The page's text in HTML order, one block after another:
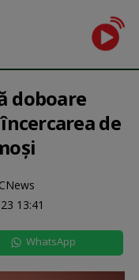
doboare
de
13:41
WhatsApp